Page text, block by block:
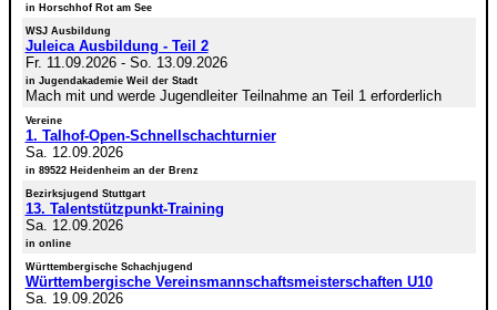
in Horschhof Rot am See
WSJ Ausbildung
Juleica Ausbildung - Teil 2
Fr. 11.09.2026- So. 13.09.2026
in Jugendakademie Weil der Stadt
Mach mit und werde Jugendleiter Teilnahme an Teil 1 erforderlich
Vereine
1. Talhof-Open-Schnellschachturnier
Sa. 12.09.2026
in 89522 Heidenheim an der Brenz
Bezirksjugend Stuttgart
13. Talentstützpunkt-Training
Sa. 12.09.2026
in online
Württembergische Schachjugend
Württembergische Vereinsmannschaftsmeisterschaften U10
Sa. 19.09.2026